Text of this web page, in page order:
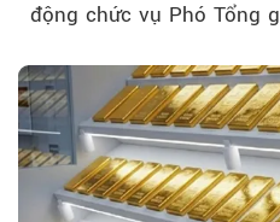
động chức vụ Phó Tổng